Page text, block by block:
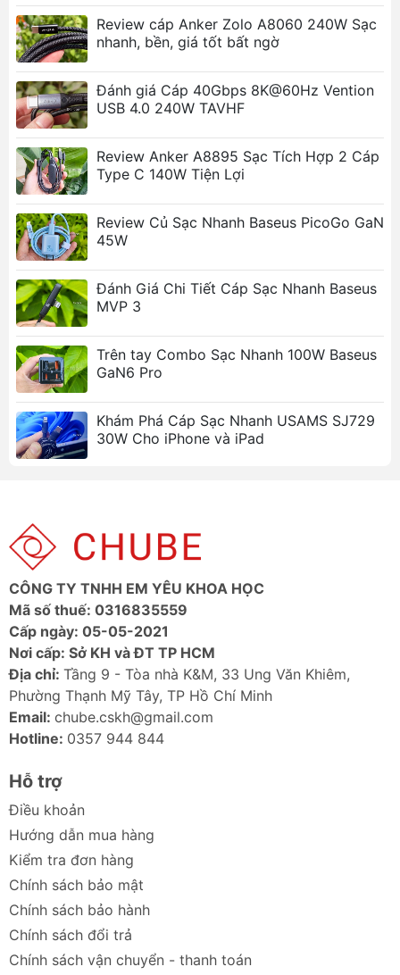
nhân của bạn.
Cáp sạc Baseus Glimmer Series là sự kết hợp hoàn
hảo giữa hiệu suất, độ bền và tính thẩm mỹ, giúp
đáp ứng nhu cầu sạc và truyền tải dữ liệu của người
dùng hiện đại.
Review cáp Anker Zolo A8060 240W Sạc
nhanh, bền, giá tốt bất ngờ
Đánh giá Cáp 40Gbps 8K@60Hz Vention
USB 4.0 240W TAVHF
Review Anker A8895 Sạc Tích Hợp 2 Cáp
Type C 140W Tiện Lợi
Review Củ Sạc Nhanh Baseus PicoGo GaN
45W
Đánh Giá Chi Tiết Cáp Sạc Nhanh Baseus
MVP 3
Trên tay Combo Sạc Nhanh 100W Baseus
GaN6 Pro
Khám Phá Cáp Sạc Nhanh USAMS SJ729
30W Cho iPhone và iPad
CÔNG TY TNHH EM YÊU KHOA HỌC
Mã số thuế: 0316835559
Cấp ngày: 05-05-2021
Nơi cấp: Sở KH và ĐT TP HCM
Địa chỉ: Tầng 9 - Tòa nhà K&M, 33 Ung Văn Khiêm,
Phường Thạnh Mỹ Tây, TP Hồ Chí Minh
Email: chube.cskh@gmail.com
Hotline: 0357 944 844
Hỗ trợ
Điều khoản
Hướng dẫn mua hàng
Kiểm tra đơn hàng
Chính sách bảo mật
Chính sách bảo hành
Chính sách đổi trả
Chính sách vận chuyển - thanh toán